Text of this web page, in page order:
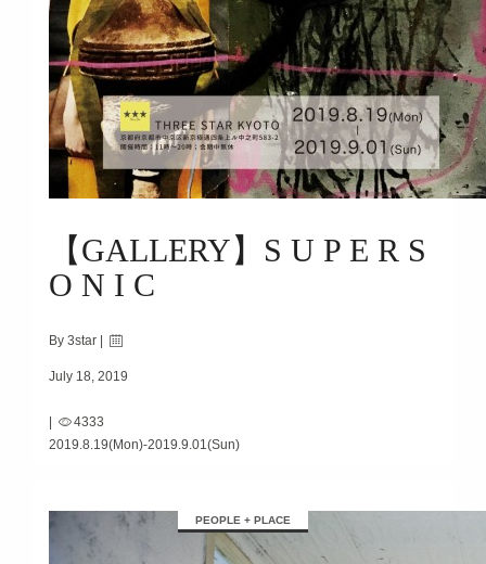
【GALLERY】S U P E R S
O N I C
By 3star |
July 18, 2019
|
4333
2019.8.19(Mon)-2019.9.01(Sun)
PEOPLE + PLACE